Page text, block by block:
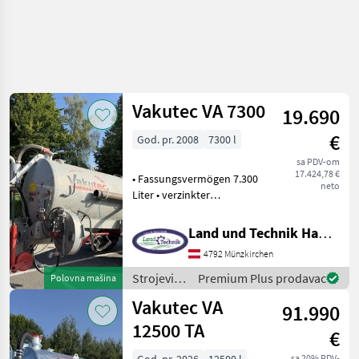
Polovna mašina
Vakutec VA 7300
19.690
€
sa PDV-om
17.424,78 €
neto
God. pr. 2008 7300 l
• Fassungsvermögen 7.300
Liter • verzinkter
Schleppschuhvorbereitung
• Stahlsyphon mit 20 Liter •
Doppelkugelventil •
Manometer • VAi Hochl
Land und Technik HandelsgesmbH
4792 Münzkirchen
Strojevi
za
đubrenje,
gnojenje i
navodnjavanje
Premium Plus prodavac
Vakutec VA
12500 TA
91.990
€